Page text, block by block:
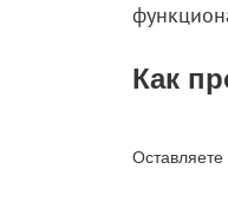
Как
Оставляете